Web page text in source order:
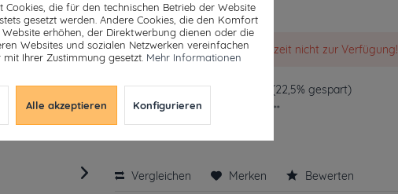
Dieser Artikel steht derzeit nicht zur Verfügung!
9,99 € * (22,5% gespart)
inkl. MwSt.ab 49€ versandkostenfrei**
Derzeit leider nicht lieferbar
Vergleichen Merken Bewerten
Cookies, die für den technischen Betrieb der Website
gesetzt werden. Andere Cookies, die den Komfort
Website erhöhen, der Direktwerbung dienen oder die
Websites und sozialen Netzwerken vereinfachen
Ihrer Zustimmung gesetzt. Mehr Informationen
Alle akzeptieren Konfigurieren